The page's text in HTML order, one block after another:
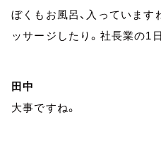
ぼくもお風呂、入っています
ッサージしたり。社長業の1
田中
大事ですね。